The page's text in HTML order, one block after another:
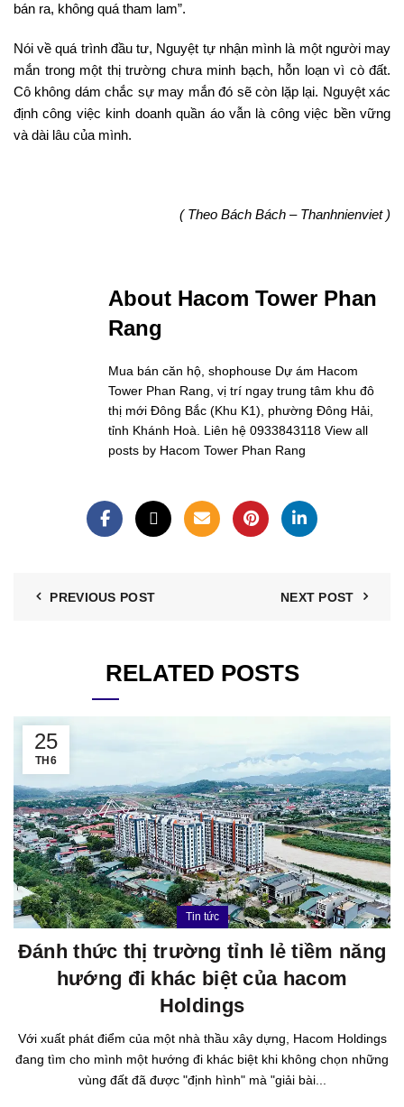
bán ra, không quá tham lam”.
Nói về quá trình đầu tư, Nguyệt tự nhận mình là một người may
mắn trong một thị trường chưa minh bạch, hỗn loạn vì cò đất.
Cô không dám chắc sự may mắn đó sẽ còn lặp lại. Nguyệt xác
định công việc kinh doanh quần áo vẫn là công việc bền vững
và dài lâu của mình.
( Theo Bách Bách – Thanhnienviet )
About Hacom Tower Phan
Rang
Mua bán căn hộ, shophouse Dự ám Hacom
Tower Phan Rang, vị trí ngay trung tâm khu đô
thị mới Đông Bắc (Khu K1), phường Đông Hải,
tỉnh Khánh Hoà. Liên hệ 0933843118 View all
posts by Hacom Tower Phan Rang
PREVIOUS POST NEXT POST
RELATED POSTS
25
TH6
Tin tức
Đánh thức thị trường tỉnh lẻ tiềm năng
hướng đi khác biệt của hacom
Holdings
Với xuất phát điểm của một nhà thầu xây dựng, Hacom Holdings
đang tìm cho mình một hướng đi khác biệt khi không chọn những
vùng đất đã được "định hình" mà "giải bài...